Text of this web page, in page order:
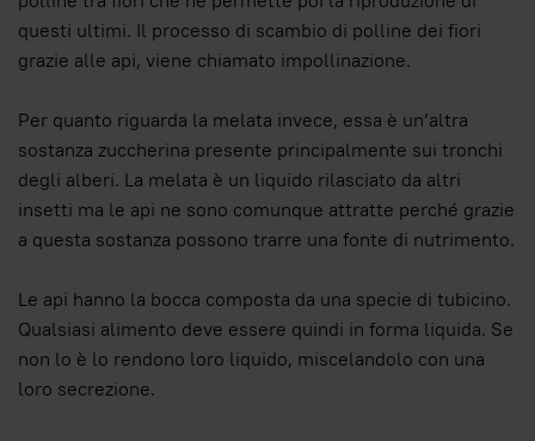
questi ultimi. Il processo di scambio di polline dei fiori
grazie alle api, viene chiamato impollinazione.
Per quanto riguarda la melata invece, essa è un’altra
sostanza zuccherina presente principalmente sui tronchi
degli alberi. La melata è un liquido rilasciato da altri
insetti ma le api ne sono comunque attratte perché grazie
a questa sostanza possono trarre una fonte di nutrimento.
Le api hanno la bocca composta da una specie di tubicino.
Qualsiasi alimento deve essere quindi in forma liquida. Se
non lo è lo rendono loro liquido, miscelandolo con una
loro secrezione.